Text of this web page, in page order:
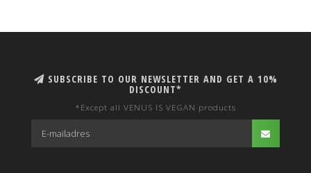
SUBSCRIBE TO OUR NEWSLETTER AND GET A 10%
DISCOUNT*
*Except all VENUS IS VEGAN products